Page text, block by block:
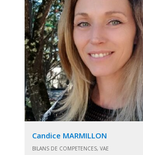
Candice MARMILLON
BILANS DE COMPETENCES, VAE